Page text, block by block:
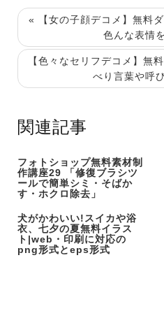
« 【女の子顔デコメ】無料
色んな表情
【色々なセリフデコメ】無
べり言葉や呼
関連記事
フォトショップ無料素材制
作講座29 「修復ブラシツ
ールで簡単シミ・そばか
す・ホクロ除去」
犬がかわいい!スイカや浴
衣、七夕の夏無料イラス
ト|web・印刷に対応の
png形式とeps形式